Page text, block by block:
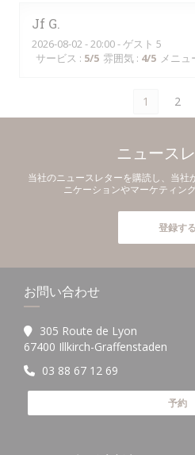
Jf G
2026-08-02 - 20:00 - ゲスト 5
サービス : 5/5 雰囲気 : 4/5 メニュ
1 2
ニュース
当社のニュースレターを購読し、当社
ニケーションやマーケティン
登録する
お問い合わせ
305 Route de Lyon
67400 Illkirch-Graffenstaden
03 88 67 12 69
予約